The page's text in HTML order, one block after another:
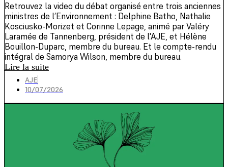
Retrouvez la video du débat organisé entre trois anciennes
ministres de l’Environnement : Delphine Batho, Nathalie
Kosciusko-Morizet et Corinne Lepage, animé par Valéry
Laramée de Tannenberg, président de l'AJE, et Hélène
Bouillon-Duparc, membre du bureau. Et le compte-rendu
intégral de Samorya Wilson, membre du bureau.
Lire la suite
AJE
10/07/2026